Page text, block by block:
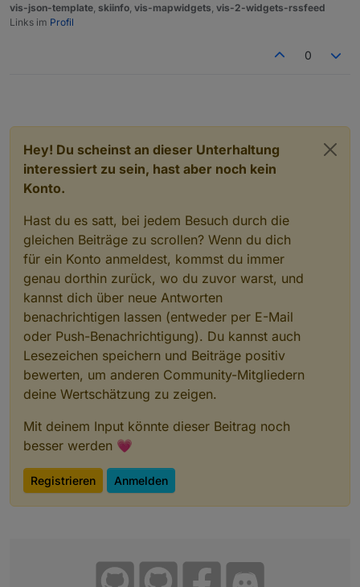
vis-json-template skiinfo vis-mapwidgets vis-2-widgets-rssfeed
Links im Profil
0
Hey! Du scheinst an dieser Unterhaltung
interessiert zu sein, hast aber noch kein
Konto.
Hast du es satt, bei jedem Besuch durch die
gleichen Beiträge zu scrollen? Wenn du dich
für ein Konto anmeldest, kommst du immer
genau dorthin zurück, wo du zuvor warst, und
kannst dich über neue Antworten
benachrichtigen lassen (entweder per E-Mail
oder Push-Benachrichtigung). Du kannst auch
Lesezeichen speichern und Beiträge positiv
bewerten, um anderen Community-Mitgliedern
deine Wertschätzung zu zeigen.
Mit deinem Input könnte dieser Beitrag noch
besser werden 💗
Registrieren Anmelden